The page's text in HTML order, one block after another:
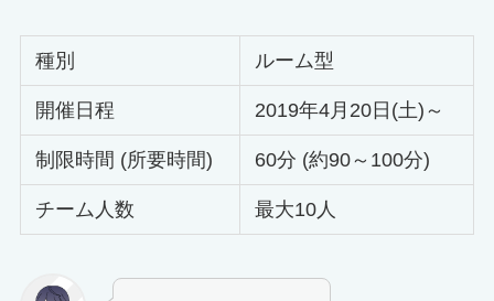
種別 ルーム型
開催日程 2019年4月20日(土)～
制限時間 (所要時間) 60分 (約90～100分)
チーム人数 最大10人